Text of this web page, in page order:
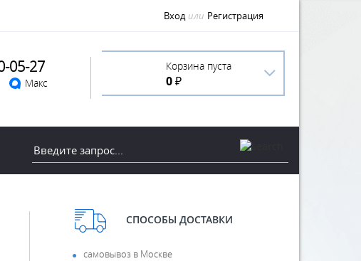
Вход или Регистрация
05-27
Макс
Корзина пуста
0 ₽
СПОСОБЫ ДОСТАВКИ
самовывоз в Москве